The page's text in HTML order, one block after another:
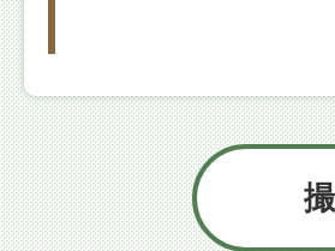
映画『旅人検
放映日：2026年
ロケ地：綾瀬市